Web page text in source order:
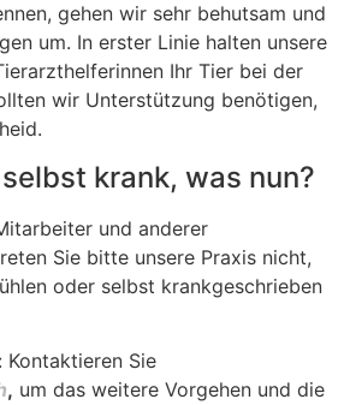
gehen wir sehr behutsam und
um. In erster Linie halten unsere
Ihr Tier bei der
wir Unterstützung benötigen,
krank, was nun?
und anderer
Sie bitte unsere Praxis nicht,
oder selbst krankgeschrieben
Sie
, um das weitere Vorgehen und die